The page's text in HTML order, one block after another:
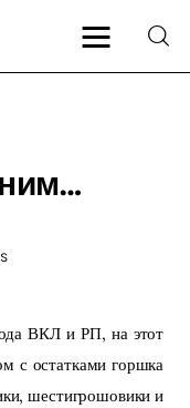
ВКЛ и РП, на этот
с остатками горшка
шестигрошовики и